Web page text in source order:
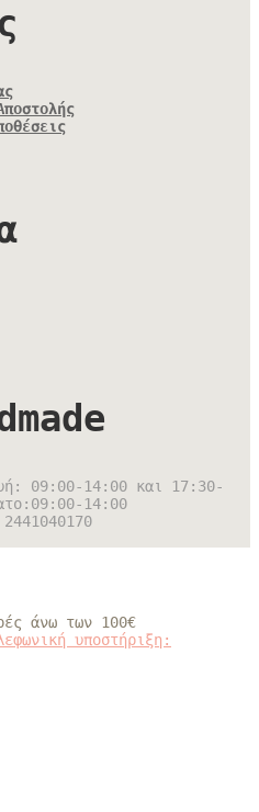
09:00-14:00 και 17:30-
14:00
2441040170
άνω των 100€
υποστήριξη: